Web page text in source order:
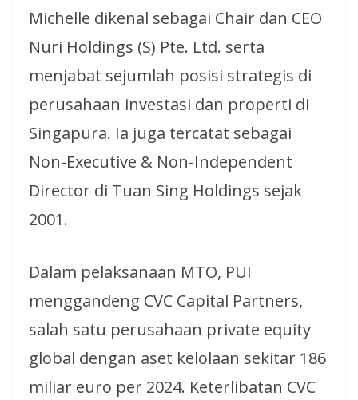
Michelle dikenal sebagai Chair dan CEO
Nuri Holdings (S) Pte. Ltd. serta
menjabat sejumlah posisi strategis di
perusahaan investasi dan properti di
Singapura. Ia juga tercatat sebagai
Non-Executive & Non-Independent
Director di Tuan Sing Holdings sejak
2001.
Dalam pelaksanaan MTO, PUI
menggandeng CVC Capital Partners,
salah satu perusahaan private equity
global dengan aset kelolaan sekitar 186
miliar euro per 2024. Keterlibatan CVC